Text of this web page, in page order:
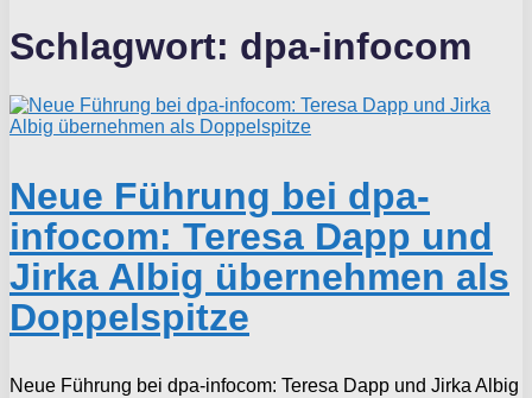
Schlagwort: dpa-infocom
Neue Führung bei dpa-
infocom: Teresa Dapp und
Jirka Albig übernehmen als
Doppelspitze
Neue Führung bei dpa-infocom: Teresa Dapp und Jirka Albig